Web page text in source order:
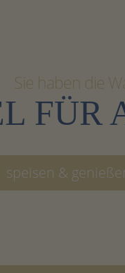
Sie haben die
FÜR
speisen &